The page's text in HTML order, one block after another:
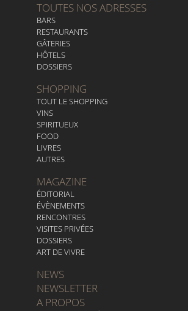
TOUTES NOS ADRESSES
BARS
RESTAURANTS
GÂTERIES
HÔTELS
DOSSIERS
SHOPPING
TOUT LE SHOPPING
VINS
SPIRITUEUX
FOOD
LIVRES
AUTRES
MAGAZINE
ÉDITORIAL
ÉVÈNEMENTS
RENCONTRES
VISITES PRIVÉES
DOSSIERS
ART DE VIVRE
NEWS
NEWSLETTER
A PROPOS